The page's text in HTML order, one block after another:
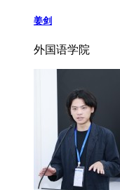
姜剑
外国语学院